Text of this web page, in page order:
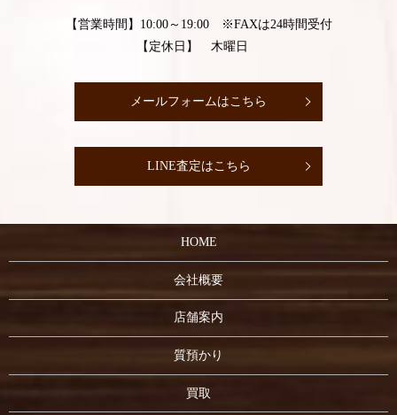
【営業時間】10:00～19:00 ※FAXは24時間受付
【定休日】 木曜日
メールフォームはこちら
LINE査定はこちら
HOME
会社概要
店舗案内
質預かり
買取